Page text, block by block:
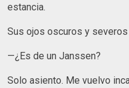
estancia.
Sus ojos oscuros y
—¿Es de un Janssen?
Solo asiento. Me vuelvo